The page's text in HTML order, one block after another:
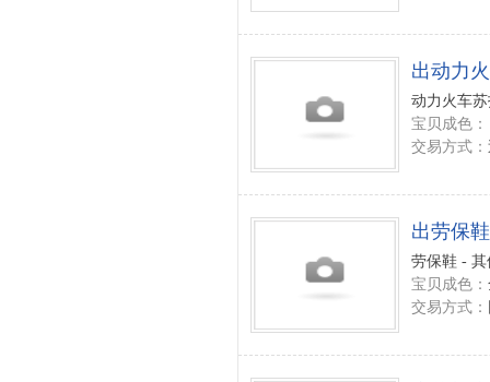
出动力
动力火车
宝贝成色：
交易方式：
出劳保鞋
劳保鞋 - 其
宝贝成色：
交易方式：